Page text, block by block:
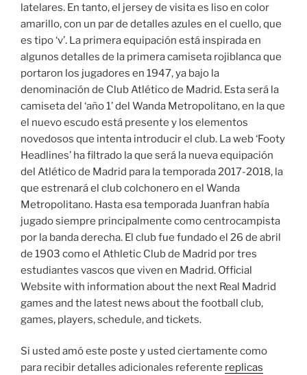
latelares. En tanto, el jersey de visita es liso en color
amarillo, con un par de detalles azules en el cuello, que
es tipo ‘v’. La primera equipación está inspirada en
algunos detalles de la primera camiseta rojiblanca que
portaron los jugadores en 1947, ya bajo la
denominación de Club Atlético de Madrid. Esta será la
camiseta del ‘año 1’ del Wanda Metropolitano, en la que
el nuevo escudo está presente y los elementos
novedosos que intenta introducir el club. La web ‘Footy
Headlines’ ha filtrado la que será la nueva equipación
del Atlético de Madrid para la temporada 2017-2018, la
que estrenará el club colchonero en el Wanda
Metropolitano. Hasta esa temporada Juanfran había
jugado siempre principalmente como centrocampista
por la banda derecha. El club fue fundado el 26 de abril
de 1903 como el Athletic Club de Madrid por tres
estudiantes vascos que viven en Madrid. Official
Website with information about the next Real Madrid
games and the latest news about the football club,
games, players, schedule, and tickets.
Si usted amó este poste y usted ciertamente como
para recibir detalles adicionales referente replicas